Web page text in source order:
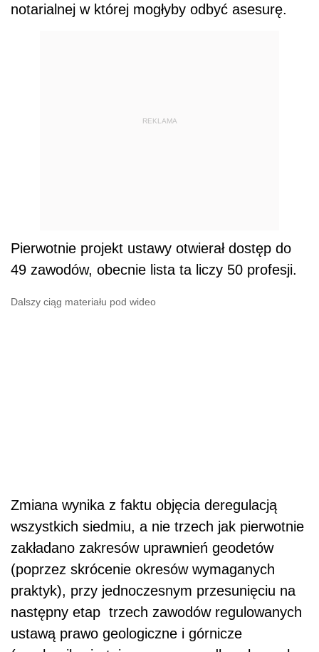
notarialnej w której mogłyby odbyć asesurę.
REKLAMA
Pierwotnie projekt ustawy otwierał dostęp do
49 zawodów, obecnie lista ta liczy 50 profesji.
Dalszy ciąg materiału pod wideo
Zmiana wynika z faktu objęcia deregulacją
wszystkich siedmiu, a nie trzech jak pierwotnie
zakładano zakresów uprawnień geodetów
(poprzez skrócenie okresów wymaganych
praktyk), przy jednoczesnym przesunięciu na
następny etap trzech zawodów regulowanych
ustawą prawo geologiczne i górnicze